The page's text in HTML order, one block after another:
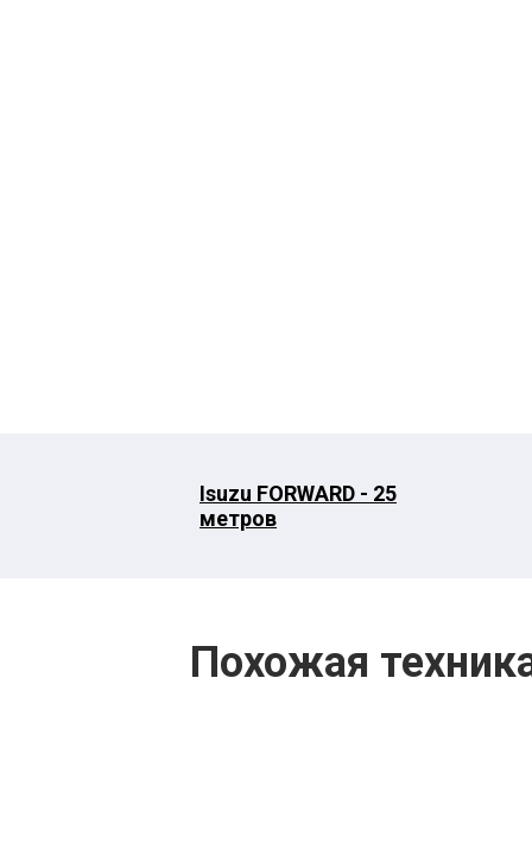
Isuzu FORWARD - 25
метров
Похожая